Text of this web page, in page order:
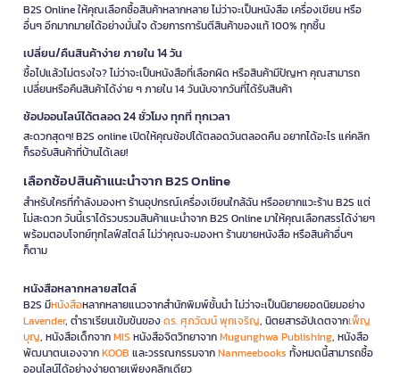
B2S Online ให้คุณเลือกซื้อสินค้าหลากหลาย ไม่ว่าจะเป็นหนังสือ เครื่องเขียน หรือ
อื่นๆ อีกมากมายได้อย่างมั่นใจ ด้วยการการันตีสินค้าของแท้ 100% ทุกชิ้น
เปลี่ยน/คืนสินค้าง่าย ภายใน 14 วัน
ซื้อไปแล้วไม่ตรงใจ? ไม่ว่าจะเป็นหนังสือที่เลือกผิด หรือสินค้ามีปัญหา คุณสามารถ
เปลี่ยนหรือคืนสินค้าได้ง่าย ๆ ภายใน 14 วันนับจากวันที่ได้รับสินค้า
ช้อปออนไลน์ได้ตลอด 24 ชั่วโมง ทุกที่ ทุกเวลา
สะดวกสุดๆ! B2S online เปิดให้คุณช้อปได้ตลอดวันตลอดคืน อยากได้อะไร แค่คลิก
ก็รอรับสินค้าที่บ้านได้เลย!
เลือกช้อปสินค้าแนะนำจาก B2S Online
สำหรับใครที่กำลังมองหา ร้านอุปกรณ์เครื่องเขียนใกล้ฉัน หรืออยากแวะร้าน B2S แต่
ไม่สะดวก วันนี้เราได้รวบรวมสินค้าแนะนำจาก B2S Online มาให้คุณเลือกสรรได้ง่ายๆ
พร้อมตอบโจทย์ทุกไลฟ์สไตล์ ไม่ว่าคุณจะมองหา ร้านขายหนังสือ หรือสินค้าอื่นๆ
ก็ตาม
หนังสือหลากหลายสไตล์
B2S มีหนังสือหลากหลายแนวจากสำนักพิมพ์ชั้นนำ ไม่ว่าจะเป็นนิยายยอดนิยมอย่าง
Lavender, ตำราเรียนเข้มข้นของดร. ศุภวัฒน์ พุกเจริญ, นิตยสารอัปเดตจากเพ็ญ
บุญ, หนังสือเด็กจากMIS หนังสือจิตวิทยาจากMugunghwa Publishing, หนังสือ
พัฒนาตนเองจากKOOB และวรรณกรรมจากNanmeebooks ทั้งหมดนี้สามารถซื้อ
ออนไลน์ได้อย่างง่ายดายเพียงคลิกเดียว